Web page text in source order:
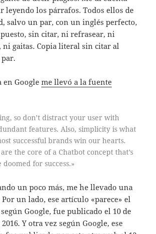
leyendo los párrafos. Todos ellos de
salvo un par, con un inglés perfecto,
sin citar, ni refrasear, ni
gaitas. Copia literal sin citar al
en Googleme llevó a la fuente
so don’t distract your user with
features. Also, simplicity is what
successful brands win our hearts.
the core of a Chatbot concept that’s
for success.»
un poco más, me he llevado una
un lado, ese artículo «parece» el
Google, fue publicado el 10 de
Y otra vez según Google, ese